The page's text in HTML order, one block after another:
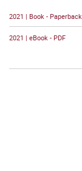
2021 | Book - Paperback
2021 | eBook - PDF